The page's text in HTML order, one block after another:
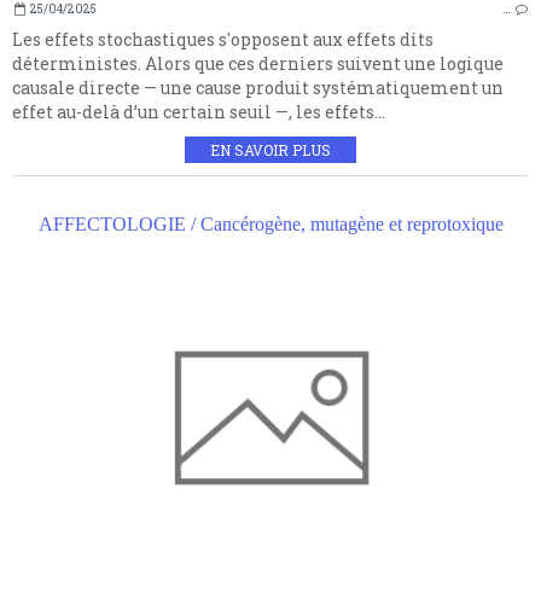
25/04/2025 …
Les effets stochastiques s'opposent aux effets dits
déterministes. Alors que ces derniers suivent une logique
causale directe — une cause produit systématiquement un
effet au-delà d’un certain seuil —, les effets...
EN SAVOIR PLUS
AFFECTOLOGIE / Cancérogène, mutagène et reprotoxique